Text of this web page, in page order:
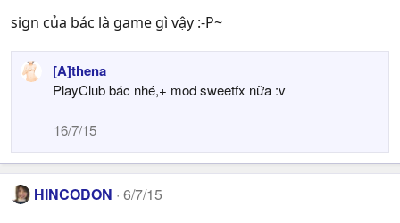
sign của bác là game gì vậy :-P~
[A]thena
PlayClub bác nhé,+ mod sweetfx nữa :v
16/7/15
HINCODON 6/7/15